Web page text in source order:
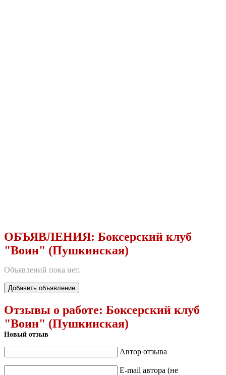
ОБЪЯВЛЕНИЯ: Боксерский клуб
"Воин" (Пушкинская)
Объявлений пока нет.
Добавить объявление
Отзывы о работе: Боксерский клуб
"Воин" (Пушкинская)
Новый отзыв
Автор отзыва
E-mail автора (не